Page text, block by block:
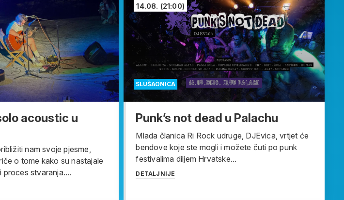
acoustic u
nam svoje pjesme,
o tome kako su nastajale
proces stvaranja....
SLUŠAONICA
14.08. (21:00)
Punk’s not dead u Palachu
Mlada članica Ri Rock udruge, DJEvica, vrtjet će
bendove koje ste mogli i možete čuti po punk
festivalima diljem Hrvatske...
DETALJNIJE